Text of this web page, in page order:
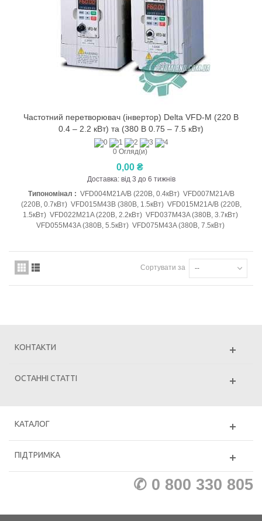
Частотний перетворювач (інвертор) Delta VFD-M (220 В
0.4 – 2.2 кВт) та (380 В 0.75 – 7.5 кВт)
0 Огляд(и)
0,00 ₴
Доставка: від 3 до 6 тижнів
Типономінал : VFD004M21A/B (220В, 0.4кВт) VFD007M21A/B
(220В, 0.7кВт) VFD015M43B (380В, 1.5кВт) VFD015M21A/B (220В,
1.5кВт) VFD022M21A (220В, 2.2кВт) VFD037M43A (380В, 3.7кВт)
VFD055M43A (380В, 5.5кВт) VFD075M43A (380В, 7.5кВт)
Сортувати за --
КОНТАКТИ
ОСТАННІ СТАТТІ
КАТАЛОГ
ПІДТРИМКА
✆ 0 800 330 805